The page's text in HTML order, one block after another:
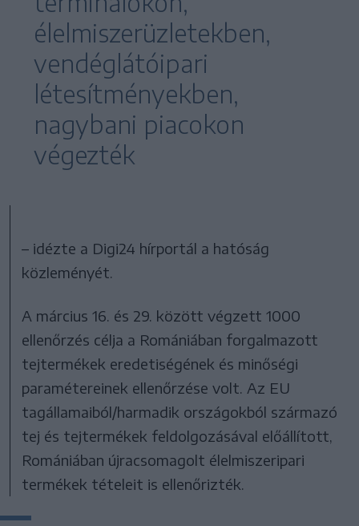
élelmiszerüzletekben,
vendéglátóipari
létesítményekben,
nagybani piacokon
végezték
– idézte a Digi24 hírportál a hatóság
közleményét.
A március 16. és 29. között végzett 1000
ellenőrzés célja a Romániában forgalmazott
tejtermékek eredetiségének és minőségi
paramétereinek ellenőrzése volt. Az EU
tagállamaiból/harmadik országokból származó
tej és tejtermékek feldolgozásával előállított,
Romániában újracsomagolt élelmiszeripari
termékek tételeit is ellenőrizték.